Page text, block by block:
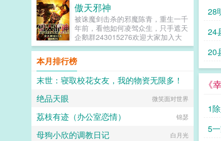
28
24
20
《
1
5
家人勤劳致富，顺手收拾各路渣渣。
内敛的丈夫开始明目张胆不分场合地
疼媳妇。把全部的工资交给她，媳
妇，你想怎么花都行，我支持你。又
给她捏肩捶腿，媳妇，你辛苦了。...
傲天邪神
被诛魔剑击杀的邪魔陈青，重生一千
年前，看他如何凌驾众生，只手遮天
企鹅群243015276欢迎大家加入大
家庭各位书友要是觉得傲天邪神还不
错的话请不要忘记向您QQ群和微博
里的朋友推荐哦！...
本月排行榜
末世：寝取校花女友，我的物资无限多！
独奏者
绝品天眼 微笑面对世界
荔枝有迹（办公室恋情） 锦瑟
母狗小欣的调教日记 白月光